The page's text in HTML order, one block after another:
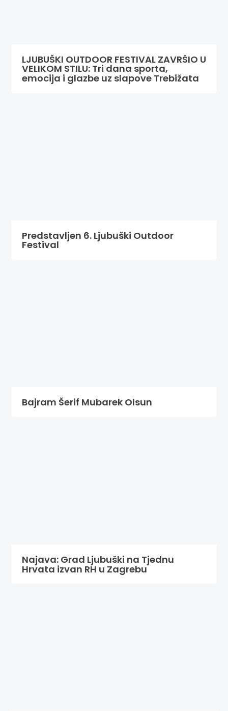
LJUBUŠKI OUTDOOR FESTIVAL ZAVRŠIO U
VELIKOM STILU: Tri dana sporta,
emocija i glazbe uz slapove Trebižata
Predstavljen 6. Ljubuški Outdoor
Festival
Bajram Šerif Mubarek Olsun
Najava: Grad Ljubuški na Tjednu
Hrvata izvan RH u Zagrebu